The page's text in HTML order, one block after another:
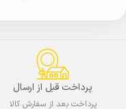
پرداخت قبل از ارسال
پرداخت بعد از سفارش کالا